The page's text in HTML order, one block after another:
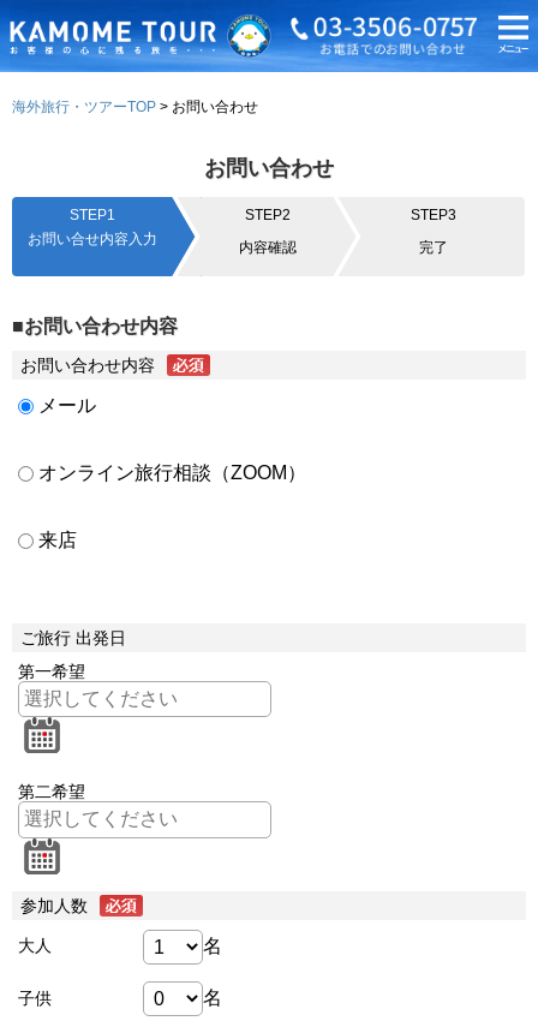
海外旅行・ツアーTOP お問い合わせ
お問い合わせ
STEP1
お問い合せ内容入力
STEP2
内容確認
STEP3
完了
■お問い合わせ内容
お問い合わせ内容
メール
オンライン旅行相談（ZOOM）
来店
ご旅行 出発日
第一希望
第二希望
参加人数
大人 名
子供 名